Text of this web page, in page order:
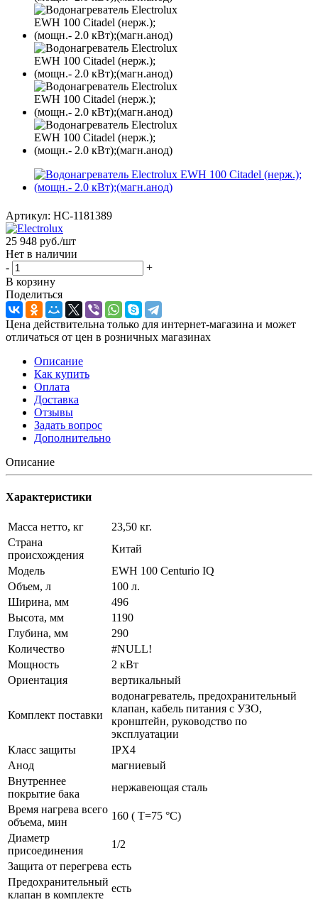
Артикул: НС-1181389
25 948 руб./шт
Нет в наличии
-
+
В корзину
Поделиться
Цена действительна только для интернет-магазина и может
отличаться от цен в розничных магазинах
Описание
Как купить
Оплата
Доставка
Отзывы
Задать вопрос
Дополнительно
Описание
Характеристики
Масса нетто, кг
23,50 кг.
Страна
происхождения
Китай
Модель
EWH 100 Centurio IQ
Объем, л
100 л.
Ширина, мм
496
Высота, мм
1190
Глубина, мм
290
Количество
#NULL!
Мощность
2 кВт
Ориентация
вертикальный
Комплект поставки
водонагреватель, предохранительный
клапан, кабель питания с УЗО,
кронштейн, руководство по
эксплуатации
Класс защиты
IPX4
Анод
магниевый
Внутреннее
покрытие бака
нержавеющая сталь
Время нагрева всего
объема, мин
160 ( Т=75 °С)
Диаметр
присоединения
1/2
Защита от перегрева есть
Предохранительный
клапан в комплекте
есть